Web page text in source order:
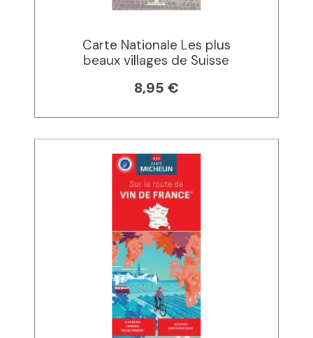
Carte Nationale Les plus
beaux villages de Suisse
8,95 €